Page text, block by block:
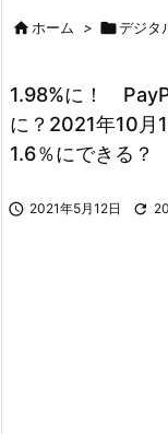
ホーム > デジタ
1.98%に！
に？2021年10月
1.6％にできる？
 2021年5月12日 